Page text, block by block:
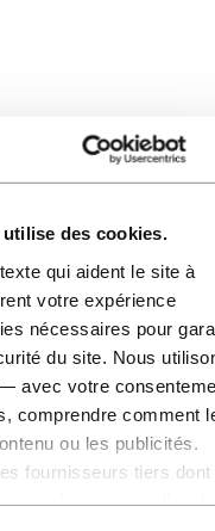
des cookies.
qui aident le site à
votre expérience
nécessaires pour
du site. Nous
avec votre
comprendre comment
ou les publicités.
fournisseurs tiers dont